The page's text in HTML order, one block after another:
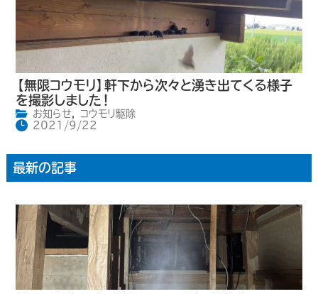
【無限コウモリ】軒下から次々と湧き出てくる様子
を撮影しました！
お知らせ,
コウモリ駆除
2021/9/22
最新の記事